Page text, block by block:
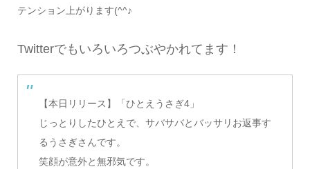
テンション上がります(^^♪
Twitterでもいろいろつぶやかれてます！
【本日リリース】「ひとえうさぎ4」
じっとりしたひとえで、サバサバとバッサリお返事す
るうさぎさんです。
笑顔が意外と無邪気です。